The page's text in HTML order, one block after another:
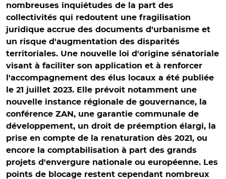
nombreuses inquiétudes de la part des
collectivités qui redoutent une fragilisation
juridique accrue des documents d'urbanisme et
un risque d'augmentation des disparités
territoriales. Une nouvelle loi d'origine sénatoriale
visant à faciliter son application et à renforcer
l'accompagnement des élus locaux a été publiée
le 21 juillet 2023. Elle prévoit notamment une
nouvelle instance régionale de gouvernance, la
conférence ZAN, une garantie communale de
développement, un droit de préemption élargi, la
prise en compte de la renaturation dès 2021, ou
encore la comptabilisation à part des grands
projets d'envergure nationale ou européenne. Les
points de blocage restent cependant nombreux